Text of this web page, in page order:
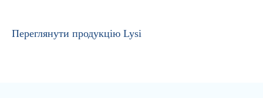
Переглянути продукцію Lysi